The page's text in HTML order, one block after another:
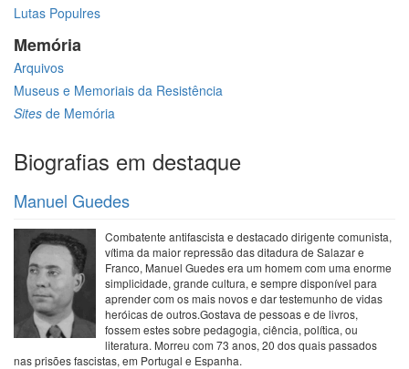
Lutas Populres
Memória
Arquivos
Museus e Memoriais da Resistência
Sites de Memória
Biografias em destaque
Manuel Guedes
Combatente antifascista e destacado dirigente comunista,
vítima da maior repressão das ditadura de Salazar e
Franco, Manuel Guedes era um homem com uma enorme
simplicidade, grande cultura, e sempre disponível para
aprender com os mais novos e dar testemunho de vidas
heróicas de outros.Gostava de pessoas e de livros,
fossem estes sobre pedagogia, ciência, política, ou
literatura. Morreu com 73 anos, 20 dos quais passados
nas prisões fascistas, em Portugal e Espanha.